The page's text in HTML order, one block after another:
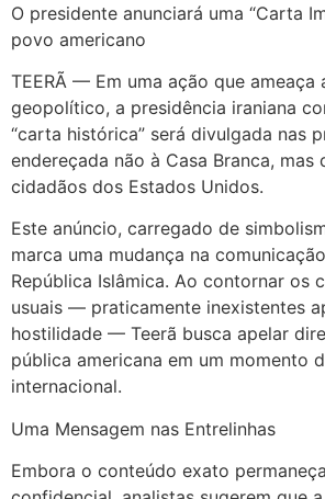
O presidente anunciará uma “Carta
povo americano
TEERÃ — Em uma ação que ameaça
geopolítico, a presidência iraniana
“carta histórica” será divulgada nas
endereçada não à Casa Branca, mas
cidadãos dos Estados Unidos.
Este anúncio, carregado de
marca uma mudança na
República Islâmica. Ao contornar os
usuais — praticamente inexistentes
hostilidade — Teerã busca apelar
pública americana em um momento
internacional.
Uma Mensagem nas Entrelinhas
Embora o conteúdo exato